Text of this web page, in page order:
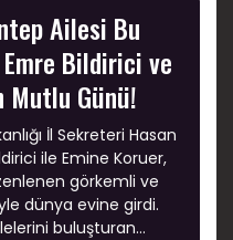
Ailesi Bu
Bildirici ve
Mutlu Günü!
İl Sekreteri Hasan
ile Emine Koruer,
görkemli ve
dünya evine girdi.
buluşturan